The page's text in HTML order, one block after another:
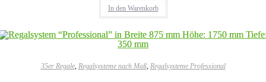
In den Warenkorb
35er Regale, Regalsysteme nach Maß, Regalsysteme Professional